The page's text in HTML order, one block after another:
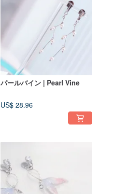
パールバイン | Pearl Vine
US$ 28.96